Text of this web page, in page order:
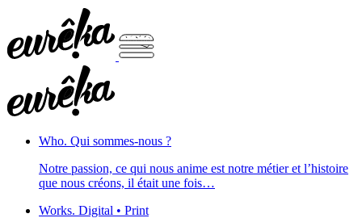
Who. Qui sommes-nous ?
Notre passion, ce qui nous anime est notre métier et l’histoire
que nous créons, il était une fois…
Works. Digital • Print